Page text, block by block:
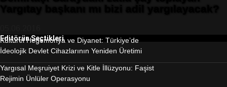
Editörün Seçtikleri
Kültürel Hegemonya ve Diyanet: Türkiye’de
İdeolojik Devlet Cihazlarının Yeniden Üretimi
Yargısal Meşruiyet Krizi ve Kitle İllüzyonu: Faşist
Rejimin Ünlüler Operasyonu